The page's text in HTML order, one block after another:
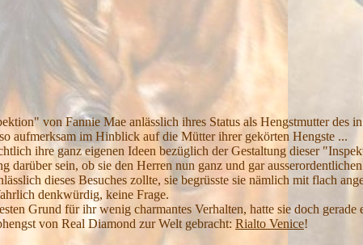
von Fannie Mae anlässlich ihres Status als Hengstmutter des
aufmerksam im Hinblick auf die Mütter ihrer gekörten Hengste ...
ihre ganz eigenen Ideen bezüglich der Gestaltung dieser
darüber sein, ob sie den Herren nun ganz und gar
dieses Besuches zollte, sie begrüsste sie nämlich mit flach
denkwürdig, keine Frage.
Grund für ihr wenig charmantes Verhalten, hatte sie doch gerade
von Real Diamond zur Welt gebracht: Rialto Venice!